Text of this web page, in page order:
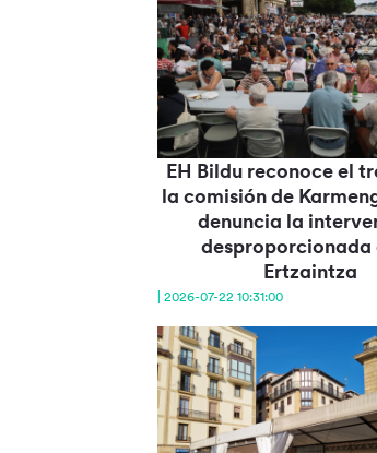
EH Bildu reconoce el
la comisión de
denuncia la
desproporcionada
Ertzaintza
| 2026-07-22 10:31:00